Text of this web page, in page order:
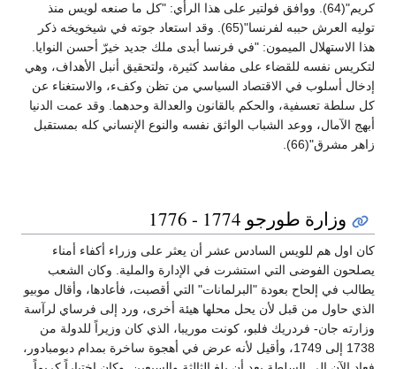
كريم"(64). ووافق فولتير على هذا الرأي: "كل ما صنعه لويس منذ
توليه العرش حببه لفرنسا"(65). وقد استعاد جوته في شيخويخه ذكر
هذا الاستهلال الميمون: "في فرنسا أبدى ملك جديد خيرّ أحسن النوايا.
لتكريس نفسه للقضاء على مفاسد كثيرة، ولتحقيق أنبل الأهداف، وهي
إدخال أسلوب في الاقتصاد السياسي من تظن وكفء، والاستغناء عن
كل سلطة تعسفية، والحكم بالقانون والعدالة وحدهما. وقد عمت الدنيا
أبهج الآمال، ووعد الشباب الواثق نفسه والنوع الإنساني كله بمستقبل
زاهر مشرق"(66).
وزارة طورجو 1774 - 1776
كان اول هم للويس السادس عشر أن يعثر على وزراء أكفاء أمناء
يصلحون الفوضى التي استشرت في الإدارة والملية. وكان الشعب
يطالب في إلحاح بعودة "البرلمانات" التي أقصبت، فأعادها، وأقال موبيو
الذي حاول من قبل لأن يحل محلها هيئة أخرى، ورد إلى فرساي لرآسة
وزارته جان- فردريك فلبو، كونت موريبا، الذي كان وزيراً للدولة من
1738 إلى 1749، وأقيل لأنه عرض في أهجوة ساخرة بمدام دبومبادور،